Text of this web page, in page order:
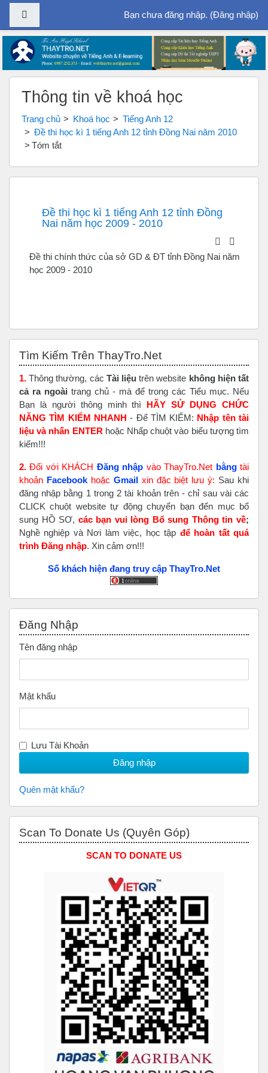
Chuyển tới nội dung chính
Bạn chưa đăng nhập. (Đăng nhập)
Thông tin về khoá học
Trang chủ Khoá học
Tiếng Anh 12
Đề thi học kì 1 tiếng Anh 12 tỉnh Đồng Nai năm 2010
Tóm tắt
Đề thi học kì 1 tiếng Anh 12 tỉnh Đồng
Nai năm học 2009 - 2010
Đề thi chính thức của sở GD & ĐT tỉnh Đồng Nai năm
học 2009 - 2010
Tìm Kiếm Trên ThayTro.Net
1. Thông thường, các Tài liệu trên website không hiện tất
cả ra ngoài trang chủ - mà để trong các Tiểu mục. Nếu
Bạn là người thông minh thì HÃY SỬ DỤNG CHỨC
NĂNG TÌM KIẾM NHANH - Để TÌM KIẾM: Nhập tên tài
liệu và nhấn ENTER hoặc Nhấp chuột vào biểu tượng tìm
kiếm!!!
2. Đối với KHÁCH Đăng nhập vào ThayTro.Net bằngtài
khoản Facebook hoặc Gmailxin đặc biệt lưu ý: Sau khi
đăng nhập bằng 1 trong 2 tài khoản trên - chỉ sau vài các
CLICK chuột website tự động chuyển bạn đến mục bổ
sung HỒ SƠ, các bạn vui lòng Bổ sung Thông tin về;
Nghề nghiệp và Nơi làm việc, học tập để hoàn tấtquá
trình Đăng nhập. Xin cảm ơn!!!
Số khách hiện đang truy cập ThayTro.Net
Đăng Nhập
Tên đăng nhập
Mật khẩu
Lưu Tài Khoản
Quên mật khẩu?
Scan To Donate Us (Quyên Góp)
SCAN TO DONATE US